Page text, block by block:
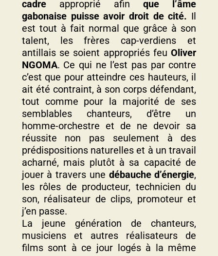
cadreapproprié afinque l’âme
gabonaise puisse avoir droit de cité. Il
est tout à fait normal que grâce à son
talent, les frères cap-verdiens et
antillais se soient appropriés feuOliver
NGOMA. Ce qui ne l’est pas par contre
c’est que pour atteindre ces hauteurs, il
ait été contraint, à son corps défendant,
tout comme pour la majorité de ses
semblables chanteurs, d’être un
homme-orchestre et de ne devoir sa
réussite non pas seulement à des
prédispositions naturelles et à un travail
acharné, mais plutôt à sa capacité de
jouer à travers une débauche d’énergie,
les rôles de producteur, technicien du
son, réalisateur de clips, promoteur et
j’en passe.
La jeune génération de chanteurs,
musiciens et autres réalisateurs de
films sont à ce jour logés à la même